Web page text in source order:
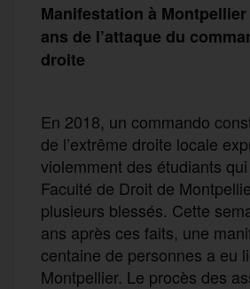
Manifestation à
ans de l’attaque du
droite
En 2018, un commando
de l’extrême droite locale
violemment des étudiants
Faculté de Droit de
plusieurs blessés. Cette
ans après ces faits, une
centaine de personnes a eu
Montpellier. Le procès des